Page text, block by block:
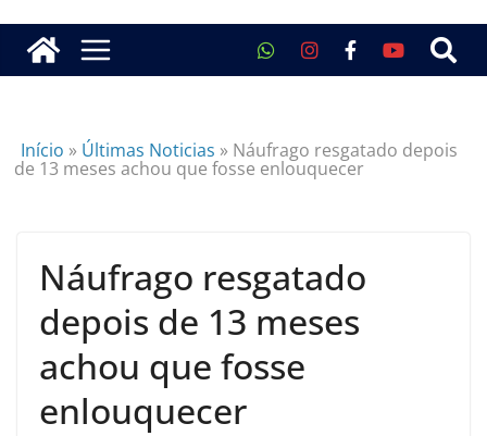
Início » Últimas Noticias » Náufrago resgatado depois
de 13 meses achou que fosse enlouquecer
Náufrago resgatado
depois de 13 meses
achou que fosse
enlouquecer